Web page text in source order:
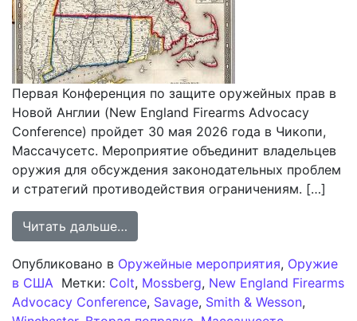
Первая Конференция по защите оружейных прав в
Новой Англии (New England Firearms Advocacy
Conference) пройдет 30 мая 2026 года в Чикопи,
Массачусетс. Мероприятие объединит владельцев
оружия для обсуждения законодательных проблем
и стратегий противодействия ограничениям. […]
Читать дальше…
Опубликовано в Оружейные мероприятия, Оружие
в США Метки: Colt, Mossberg, New England Firearms
Advocacy Conference, Savage, Smith & Wesson,